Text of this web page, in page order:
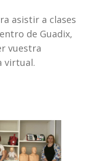
asistir a clases
de Guadix,
vuestra
virtual.